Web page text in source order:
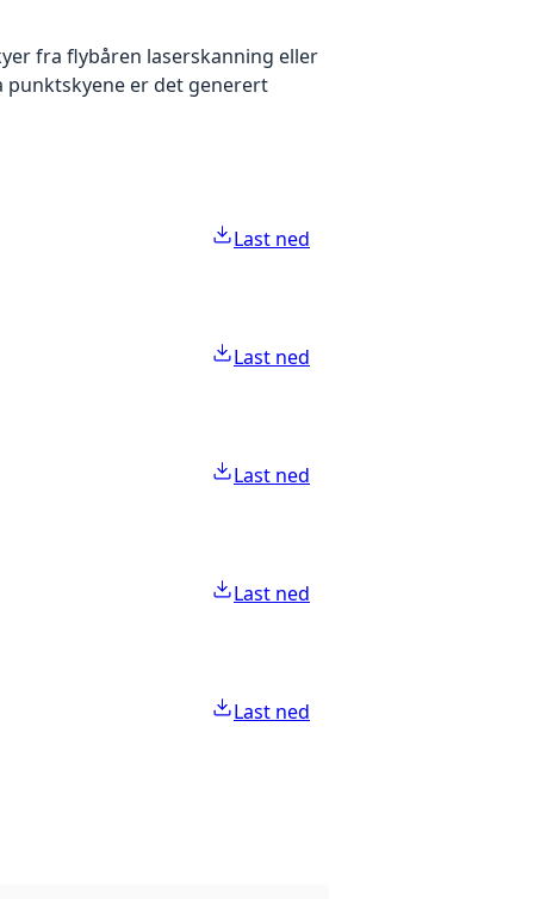
fra flybåren laserskanning eller
punktskyene er det generert
Last ned
Last ned
Last ned
Last ned
Last ned